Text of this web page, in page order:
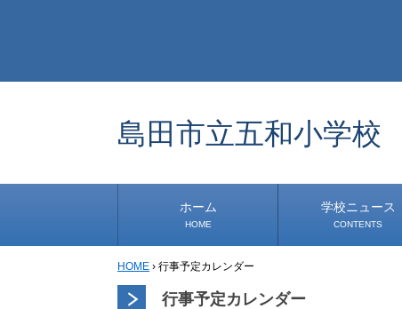
島田市立五和小学校
ホーム
HOME
学校ニュース
CONTENTS
HOME › 行事予定カレンダー
行事予定カレンダー